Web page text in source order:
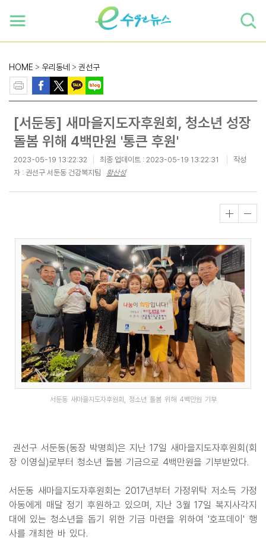
HOME > 우리동네 > 권선구
[서둔동] 새마을지도자후원회, 청소년 성장
돌봄 위해 4백만원 '통큰 후원'
2023-05-19 13:22:32 최종 업데이트 : 2023-05-19 13:22:31
작성
자 : 권선구 서둔동 건강복지팀 황산성
서둔동 새마을지도자후원회, 청소년 돌봄 위해 4백만원 기부
권선구 서둔동(동장 박명희)은 지난 17일 새마을지도자후원회(회
장 이영실)로부터 청소년 돌봄 기금으로 4백만원을 기부받았다.
서둔동 새마을지도자후원회는 2017년부터 가정위탁 저소득 가정
아동에게 매달 정기 후원하고 있으며, 지난 3월 17일 복지사각지
대에 있는 청소년을 돕기 위한 기금 마련을 위하여 '호프데이' 행
사를 개최한 바 있다.